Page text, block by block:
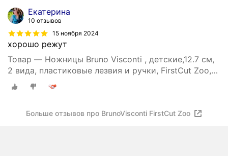
Екатерина
10 отзывов
15 ноября 2024
хорошо режут
Товар — Ножницы Bruno Visconti , детские,12.7 см,
2 вида, пластиковые лезвия и ручки, FirstCut Zoo,
Арт. 60-0057. Цена за 1 шт.
Больше отзывов про BrunoVisconti FirstCut Zoo